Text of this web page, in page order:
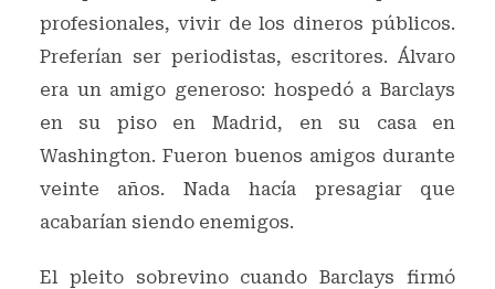
profesionales, vivir de los dineros públicos.
Preferían ser periodistas, escritores. Álvaro
era un amigo generoso: hospedó a Barclays
en su piso en Madrid, en su casa en
Washington. Fueron buenos amigos durante
veinte años. Nada hacía presagiar que
acabarían siendo enemigos.
El pleito sobrevino cuando Barclays firmó